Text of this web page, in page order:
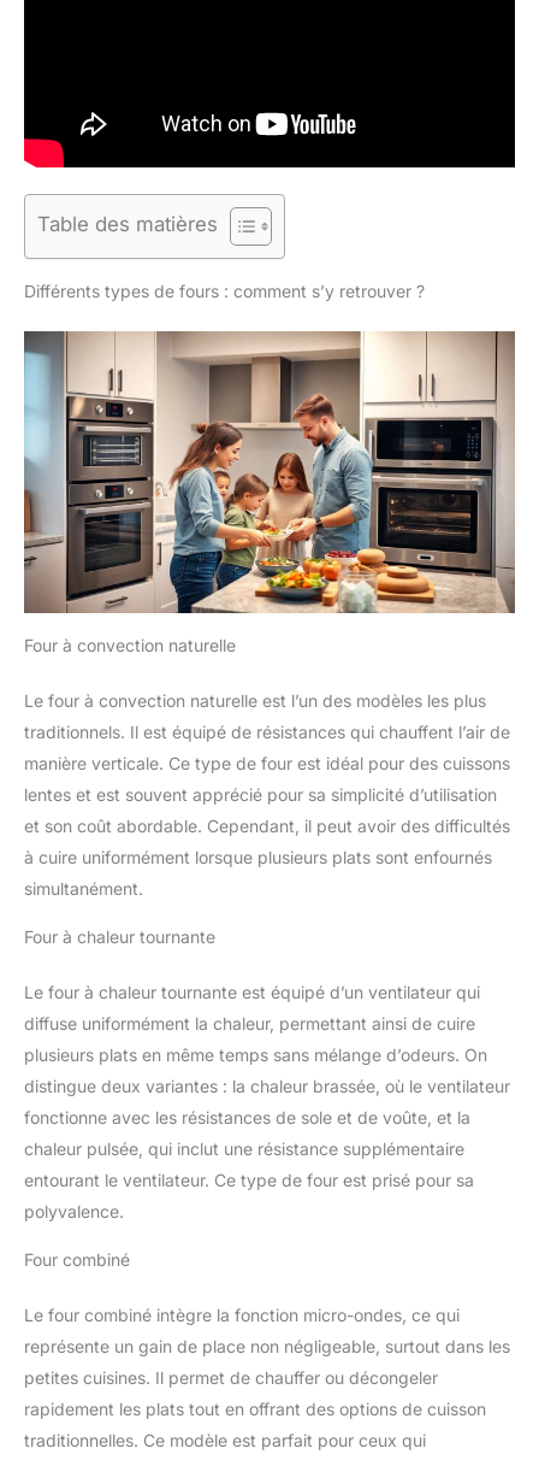
Table des matières
Différents types de fours : comment s’y retrouver ?
Four à convection naturelle
Le four à convection naturelle est l’un des modèles les plus
traditionnels. Il est équipé de résistances qui chauffent l’air de
manière verticale. Ce type de four est idéal pour des cuissons
lentes et est souvent apprécié pour sa simplicité d’utilisation
et son coût abordable. Cependant, il peut avoir des difficultés
à cuire uniformément lorsque plusieurs plats sont enfournés
simultanément.
Four à chaleur tournante
Le four à chaleur tournante est équipé d’un ventilateur qui
diffuse uniformément la chaleur, permettant ainsi de cuire
plusieurs plats en même temps sans mélange d’odeurs. On
distingue deux variantes : la chaleur brassée, où le ventilateur
fonctionne avec les résistances de sole et de voûte, et la
chaleur pulsée, qui inclut une résistance supplémentaire
entourant le ventilateur. Ce type de four est prisé pour sa
polyvalence.
Four combiné
Le four combiné intègre la fonction micro-ondes, ce qui
représente un gain de place non négligeable, surtout dans les
petites cuisines. Il permet de chauffer ou décongeler
rapidement les plats tout en offrant des options de cuisson
traditionnelles. Ce modèle est parfait pour ceux qui